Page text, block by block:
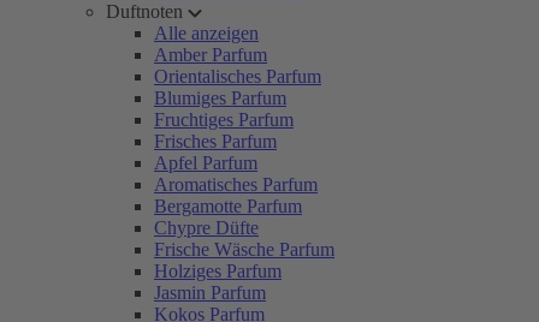
Duftnoten
Alle anzeigen
Amber Parfum
Orientalisches Parfum
Blumiges Parfum
Fruchtiges Parfum
Frisches Parfum
Apfel Parfum
Aromatisches Parfum
Bergamotte Parfum
Chypre Düfte
Frische Wäsche Parfum
Holziges Parfum
Jasmin Parfum
Kokos Parfum